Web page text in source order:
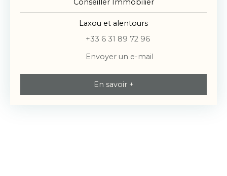
Conseiller Immobilier
Laxou et alentours
+33 6 31 89 72 96
Envoyer un e-mail
En savoir +